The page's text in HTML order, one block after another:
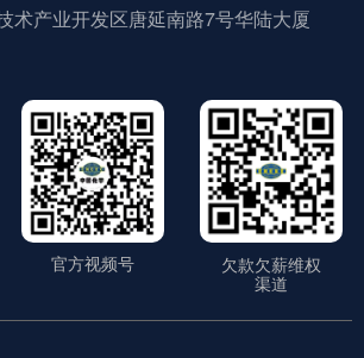
术产业开发区唐延南路7号华陆大厦
欠款欠薪维权
渠道
官方视频号